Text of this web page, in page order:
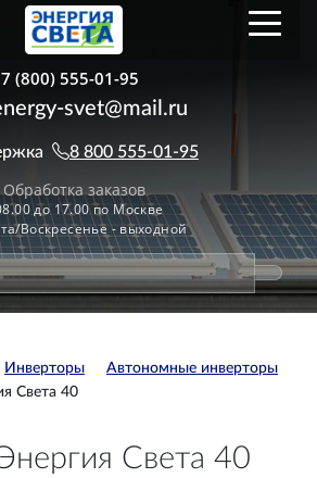
(800) 555-01-95
svet@mail.ru
8 800 555-01-95
Обработка заказов
до 17.00 по Москве
Воскресенье - выходной
Инверторы
Автономные инверторы
Света 40
Света 40